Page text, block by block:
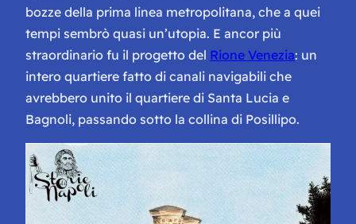
bozze della prima linea metropolitana, che a quei
tempi sembrò quasi un’utopia. E ancor più
straordinario fu il progetto del Rione Venezia: un
intero quartiere fatto di canali navigabili che
avrebbero unito il quartiere di Santa Lucia e
Bagnoli, passando sotto la collina di Posillipo.